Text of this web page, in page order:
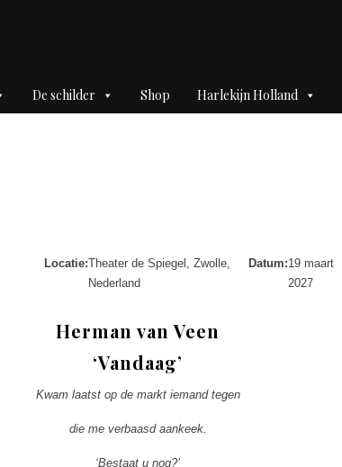
De schilder Shop Harlekijn Holland
Locatie:Theater de Spiegel, Zwolle,
Nederland
Datum:19 maart
2027
Herman van Veen
‘Vandaag’
Kwam laatst op de markt iemand tegen
die me verbaasd aankeek.
‘Bestaat u nog?’